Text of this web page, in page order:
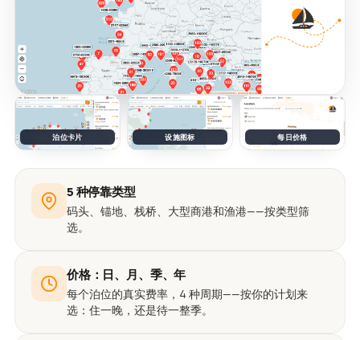
泊位卡片 设施图标 每日价格
5 种停靠类型
码头、锚地、栈桥、大型商港和渔港——按类型筛
选。
价格：日、月、季、年
每个泊位的真实费率，4 种周期——按你的计划来
选：住一晚，还是待一整季。